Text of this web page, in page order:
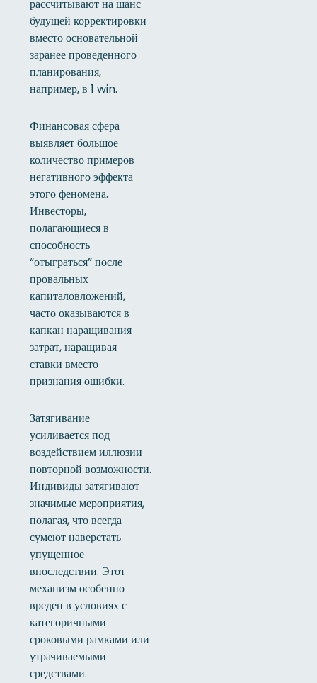
рассчитывают на шанс
будущей корректировки
вместо основательной
заранее проведенного
планирования,
например, в 1 win.
Финансовая сфера
выявляет большое
количество примеров
негативного эффекта
этого феномена.
Инвесторы,
полагающиеся в
способность
“отыграться” после
провальных
капиталовложений,
часто оказываются в
капкан наращивания
затрат, наращивая
ставки вместо
признания ошибки.
Затягивание
усиливается под
воздействием иллюзии
повторной возможности.
Индивиды затягивают
значимые мероприятия,
полагая, что всегда
сумеют наверстать
упущенное
впоследствии. Этот
механизм особенно
вреден в условиях с
категоричными
сроковыми рамками или
утрачиваемыми
средствами.